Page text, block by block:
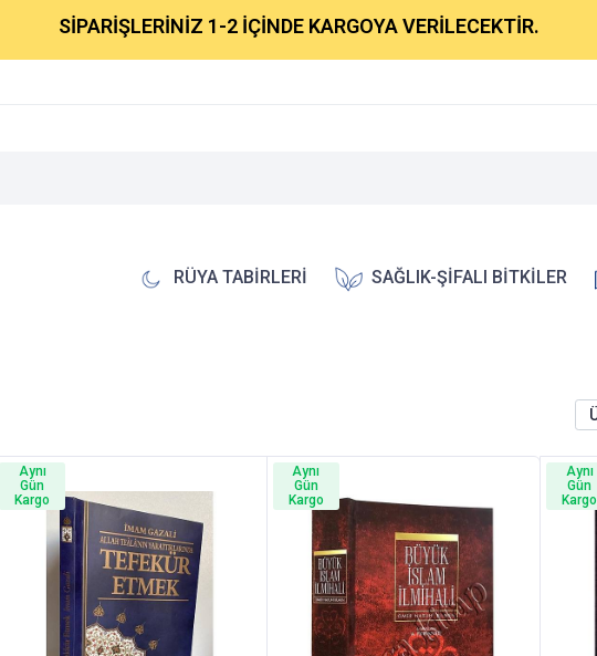
SİPARİŞLERİNİZ 1-2 İÇİNDE KARGOYA VERİLECEKTİR.
RÜYA TABİRLERİ SAĞLIK-ŞİFALI BİTKİLER
Aynı
Gün
Kargo
Aynı
Gün
Kargo
Aynı
Gün
Kargo